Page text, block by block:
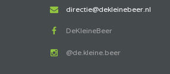
directie@dekleinebeer.nl
DeKleineBeer
@de.kleine.beer